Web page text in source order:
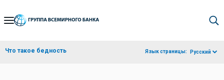
Skip
Navigation
Что такое бедность Язык страницы: Русский